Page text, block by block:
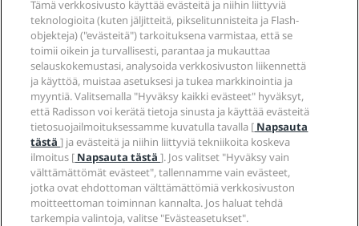
Sports Approved -hotellit
Perheystävälliset hotellit
Terveys ja turvallisuus
Media
Työpaikat RHG
Työpaikat PPHE
Työpaikat EHL
The Club by RHG
Kehitysmahdollisuudet
Vastuullinen liiketoiminta
Hankinta
Tietosuojakeskus
Oikeudellinen huomautus
Radisson Rewards -ehdot
Sivuston käyttösopimus
Digitaalinen saavutettavuus
Nykyajan orjuutta koskeva lausunto
Ohje
Kuluttajailmoitukset
Ota yhteyttä
Usein kysytyt kysymykset
Sivustokartta
Sosiaalinen media
Radisson Hotels -brändit
Tämä verkkosivusto käyttää evästeitä ja niihin liittyviä
teknologioita (kuten jäljitteitä, pikselitunnisteita ja Flash-
objekteja) ("evästeitä") tarkoituksena varmistaa, että se
toimii oikein ja turvallisesti, parantaa ja mukauttaa
selauskokemustasi, analysoida verkkosivuston liikennettä
ja käyttöä, muistaa asetuksesi ja tukea markkinointia ja
myyntiä. Valitsemalla "Hyväksy kaikki evästeet" hyväksyt,
että Radisson voi kerätä tietoja sinusta ja käyttää evästeitä
tietosuojailmoituksessamme kuvatulla tavalla [ Napsauta
tästä] ja evästeitä ja niihin liittyviä tekniikoita koskeva
ilmoitus [ Napsauta tästä]. Jos valitset "Hyväksy vain
välttämättömät evästeet", tallennamme vain evästeet,
jotka ovat ehdottoman välttämättömiä verkkosivuston
moitteettoman toiminnan kannalta. Jos haluat tehdä
tarkempia valintoja, valitse "Evästeasetukset".